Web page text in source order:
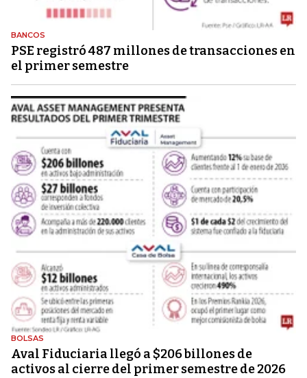
BANCOS
PSE registró 487 millones de transacciones en
el primer semestre
BOLSAS
Aval Fiduciaria llegó a $206 billones de
activos al cierre del primer semestre de 2026